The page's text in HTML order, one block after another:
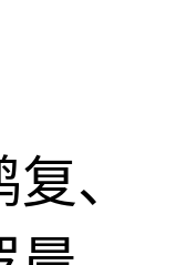
、